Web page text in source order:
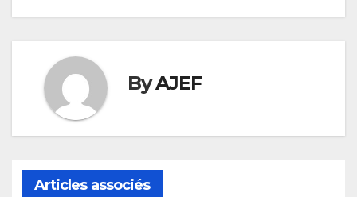
l’article
ByAJEF
Articles associés